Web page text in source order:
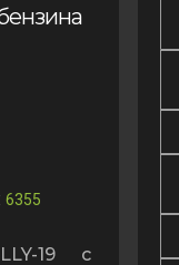
6355
19 с